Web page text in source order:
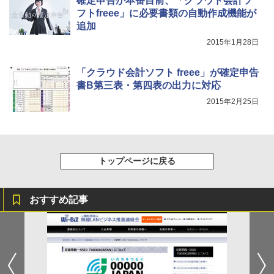
フトfreee」に必要書類の自動作成機能が
追加
2015年1月28日
「クラウド会計ソフト freee」が確定申告
書B第三表・第四表の出力に対応
2015年2月25日
トップページに戻る
おすすめ記事